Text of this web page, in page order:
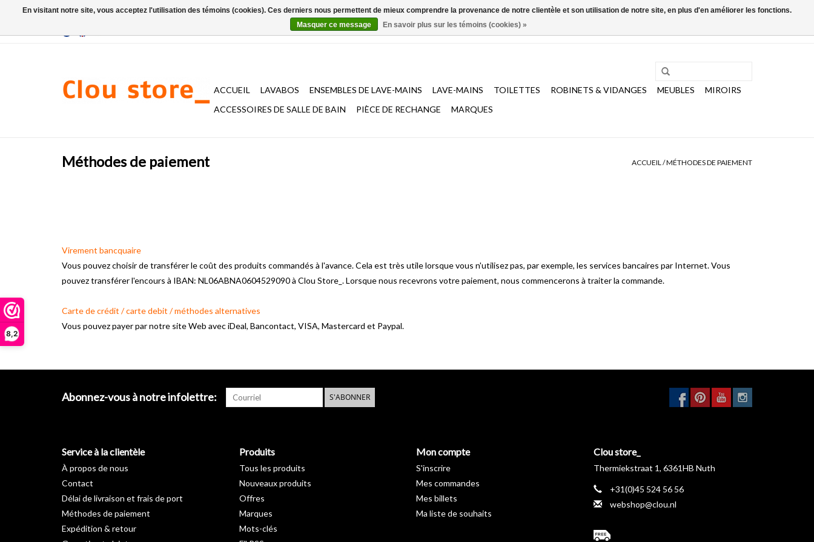
8,2
ACCUEIL LAVABOS ENSEMBLES DE LAVE-MAINS LAVE-MAINS TOILETTES ROBINETS & VIDANGES MEUBLES
MIROIRS
ACCESSOIRES DE SALLE DE BAIN
PIÈCE DE RECHANGE MARQUES
Méthodes de paiement ACCUEIL/MÉTHODES DE PAIEMENT
Virement bancquaire
Vous pouvez choisir de transférer le coût des produits commandés à l'avance. Cela est très utile lorsque vous n'utilisez pas, par exemple, les services bancaires par Internet. Vous
pouvez transférer l'encours à IBAN: NL06ABNA0604529090 à Clou Store_. Lorsque nous recevrons votre paiement, nous commencerons à traiter la commande.
Carte de crédit / carte debit / méthodes alternatives
Vous pouvez payer par notre site Web avec iDeal, Bancontact, VISA, Mastercard et Paypal.
Abonnez-vous à notre infolettre: S'ABONNER
Service à la clientèle
À propos de nous
Contact
Délai de livraison et frais de port
Méthodes de paiement
Expédition & retour
Produits
Tous les produits
Nouveaux produits
Offres
Marques
Mots-clés
Mon compte
S'inscrire
Mes commandes
Mes billets
Ma liste de souhaits
Clou store_
Thermiekstraat 1, 6361HB Nuth
+31(0)45 524 56 56
webshop@clou.nl
En visitant notre site, vous acceptez l'utilisation des témoins (cookies). Ces derniers nous permettent de mieux comprendre la provenance de notre clientèle et son utilisation de notre site, en plus d'en améliorer les fonctions.
Masquer ce message
En savoir plus sur les témoins (cookies) »